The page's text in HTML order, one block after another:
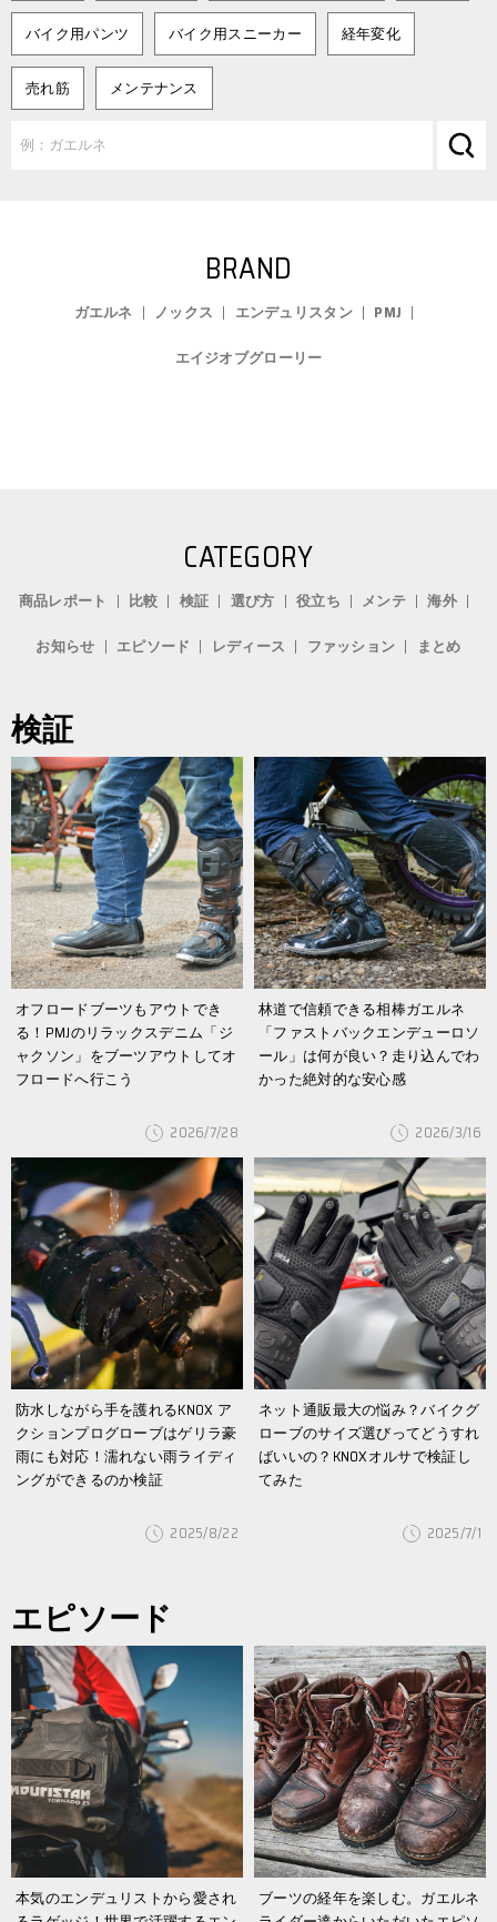
バイク用パンツ バイク用スニーカー 経年変化
売れ筋 メンテナンス
BRAND
ガエルネ ノックス エンデュリスタン
PMJ
エイジオブグローリー
CATEGORY
商品レポート 比較 検証 選び方 役立ち メンテ
海外
お知らせ
エピソード レディース ファッション まとめ
検証
オフロードブーツもアウトでき
る！PMJのリラックスデニム「ジ
ャクソン」をブーツアウトしてオ
フロードへ行こう
2026/7/28
林道で信頼できる相棒ガエルネ
「ファストバックエンデューロソ
ール」は何が良い？走り込んでわ
かった絶対的な安心感
2026/3/16
防水しながら手を護れるKNOX ア
クションプログローブはゲリラ豪
雨にも対応！濡れない雨ライディ
ングができるのか検証
2025/8/22
ネット通販最大の悩み？バイクグ
ローブのサイズ選びってどうすれ
ばいいの？KNOXオルサで検証し
てみた
2025/7/1
エピソード
本気のエンデュリストから愛され
ブーツの経年を楽しむ。ガエルネ